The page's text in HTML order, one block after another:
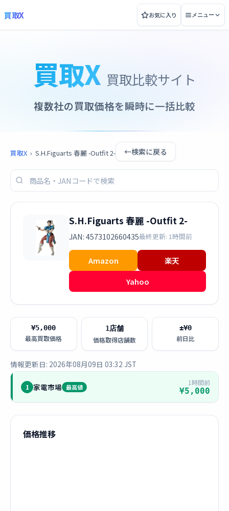
買取X お気に入り メニュー
買取X 買取比較サイト
複数社の買取価格を瞬時に一括比較
買取X › S.H.Figuarts 春麗 -Outfit 2- ←検索に戻る
S.H.Figuarts 春麗 -Outfit 2-
JAN: 4573102660435最終更新: 1時間前
Amazon
楽天
Yahoo
¥5,000
最高買取価格
1店舗
価格取得店舗数
±¥0
前日比
情報更新日: 2026年08月09日 03:32 JST
1 家電市場 最高値
1時間前
¥5,000
価格推移